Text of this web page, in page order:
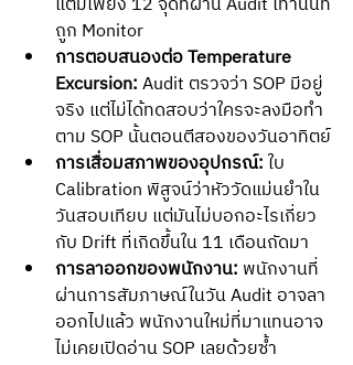
ถูก Monitor
การตอบสนองต่อ Temperature
Excursion: Audit ตรวจว่า SOP มีอยู่
จริง แต่ไม่ได้ทดสอบว่าใครจะลงมือทำ
ตาม SOP นั้นตอนตีสองของวันอาทิตย์
การเสื่อมสภาพของอุปกรณ์: ใบ
Calibration พิสูจน์ว่าหัววัดแม่นยำใน
วันสอบเทียบ แต่มันไม่บอกอะไรเกี่ยว
กับ Drift ที่เกิดขึ้นใน 11 เดือนถัดมา
การลาออกของพนักงาน: พนักงานที่
ผ่านการสัมภาษณ์ในวัน Audit อาจลา
ออกไปแล้ว พนักงานใหม่ที่มาแทนอาจ
ไม่เคยเปิดอ่าน SOP เลยด้วยซ้ำ